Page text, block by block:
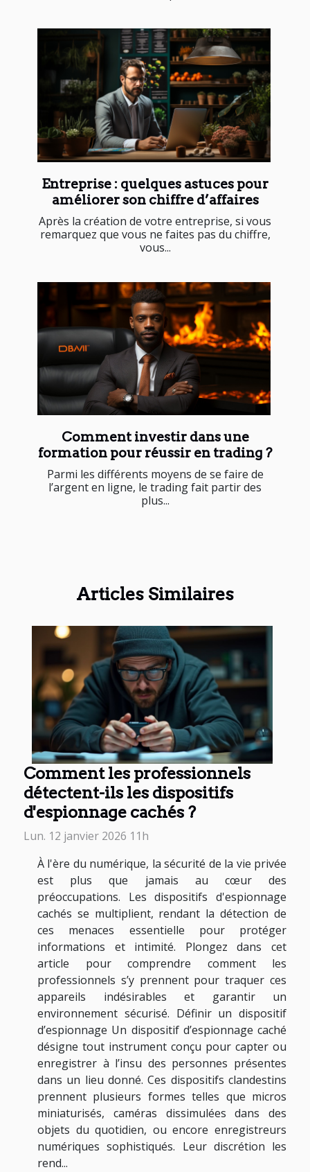
Entreprise : quelques astuces pour
améliorer son chiffre d’affaires
Après la création de votre entreprise, si vous
remarquez que vous ne faites pas du chiffre,
vous...
Comment investir dans une
formation pour réussir en trading ?
Parmi les différents moyens de se faire de
l’argent en ligne, le trading fait partir des
plus...
Articles Similaires
Comment les professionnels
détectent-ils les dispositifs
d'espionnage cachés ?
Lun. 12 janvier 2026 11h
À l'ère du numérique, la sécurité de la vie privée
est plus que jamais au cœur des
préoccupations. Les dispositifs d'espionnage
cachés se multiplient, rendant la détection de
ces menaces essentielle pour protéger
informations et intimité. Plongez dans cet
article pour comprendre comment les
professionnels s’y prennent pour traquer ces
appareils indésirables et garantir un
environnement sécurisé. Définir un dispositif
d’espionnage Un dispositif d’espionnage caché
désigne tout instrument conçu pour capter ou
enregistrer à l’insu des personnes présentes
dans un lieu donné. Ces dispositifs clandestins
prennent plusieurs formes telles que micros
miniaturisés, caméras dissimulées dans des
objets du quotidien, ou encore enregistreurs
numériques sophistiqués. Leur discrétion les
rend...